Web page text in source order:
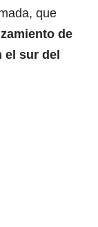
que
de
el sur del